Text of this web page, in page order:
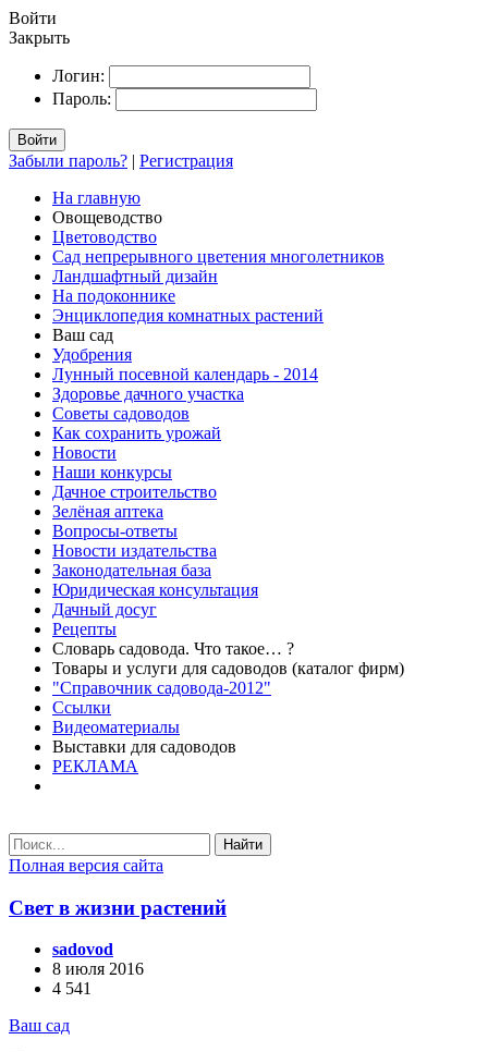
Войти
Закрыть
Логин:
Пароль:
Войти
Забыли пароль? | Регистрация
На главную
Овощеводство
Цветоводство
Сад непрерывного цветения многолетников
Ландшафтный дизайн
На подоконнике
Энциклопедия комнатных растений
Ваш сад
Удобрения
Лунный посевной календарь - 2014
Здоровье дачного участка
Советы садоводов
Как сохранить урожай
Новости
Наши конкурсы
Дачное строительство
Зелёная аптека
Вопросы-ответы
Новости издательства
Законодательная база
Юридическая консультация
Дачный досуг
Рецепты
Словарь садовода. Что такое… ?
Товары и услуги для садоводов (каталог фирм)
"Справочник садовода-2012"
Ссылки
Видеоматериалы
Выставки для садоводов
РЕКЛАМА
Найти
Полная версия сайта
Свет в жизни растений
sadovod
8 июля 2016
4 541
Ваш сад